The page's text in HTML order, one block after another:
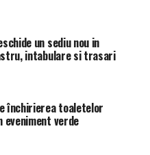
spune despre
un sediu nou in
intabulare si trasari
închirierea toaletelor
eveniment verde